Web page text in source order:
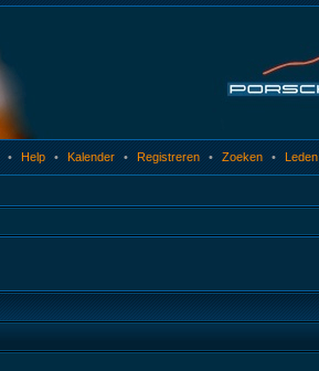
• Help • Kalender • Registreren • Zoeken • Leden